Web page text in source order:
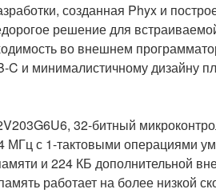
созданная Phyx и
решение для
во внешнем
и минималистичному дизайну
32-битный
МГц с 1-тактовыми операциями
и 224 КБ дополнительной
работает на более низкой